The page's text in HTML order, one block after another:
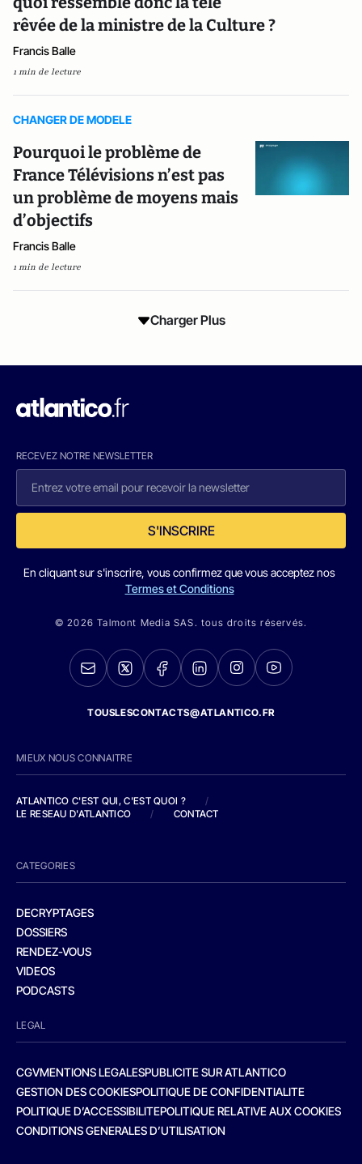
rêvée de la ministre de la Culture ?
Francis Balle
1 min de lecture
CHANGER DE MODELE
Pourquoi le problème de
France Télévisions n’est pas
un problème de moyens mais
d’objectifs
Francis Balle
1 min de lecture
Charger Plus
RECEVEZ NOTRE NEWSLETTER
S'INSCRIRE
En cliquant sur s'inscrire, vous confirmez que vous acceptez nos
Termes et Conditions
© 2026 Talmont Media SAS. tous droits réservés.
TOUSLESCONTACTS@ATLANTICO.FR
MIEUX NOUS CONNAITRE
ATLANTICO C'EST QUI, C'EST QUOI ?
/
LE RESEAU D'ATLANTICO
/ CONTACT
CATEGORIES
DECRYPTAGES
DOSSIERS
RENDEZ-VOUS
VIDEOS
PODCASTS
LEGAL
CGVMENTIONS LEGALESPUBLICITE SUR ATLANTICO
GESTION DES COOKIESPOLITIQUE DE CONFIDENTIALITE
POLITIQUE D’ACCESSIBILITEPOLITIQUE RELATIVE AUX COOKIES
CONDITIONS GENERALES D’UTILISATION